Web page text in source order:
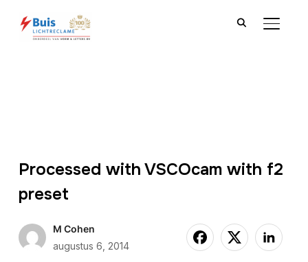
Processed with VSCOcam with f2
preset
M Cohen
augustus 6, 2014